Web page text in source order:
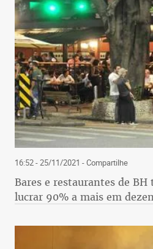
16:52 - 25/11/2021 - Compartilhe
Bares e restaurantes de
lucrar 90% a mais em